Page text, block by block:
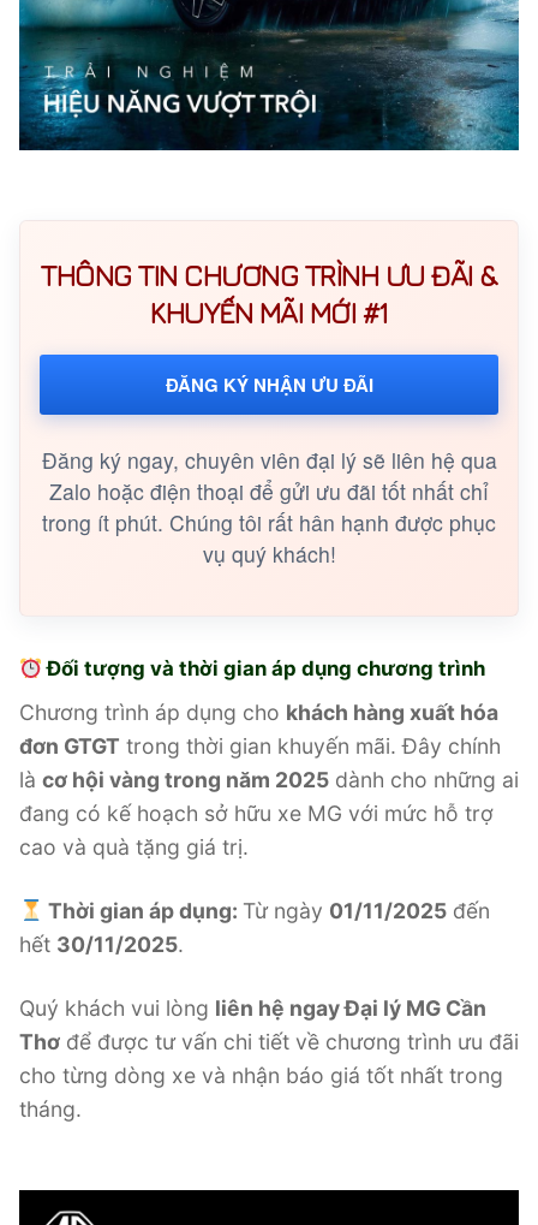
THÔNG TIN CHƯƠNG TRÌNH ƯU ĐÃI &
KHUYẾN MÃI MỚI #1
ĐĂNG KÝ NHẬN ƯU ĐÃI
Đăng ký ngay, chuyên viên đại lý sẽ liên hệ qua
Zalo hoặc điện thoại để gửi ưu đãi tốt nhất chỉ
trong ít phút. Chúng tôi rất hân hạnh được phục
vụ quý khách!
Đối tượng và thời gian áp dụng chương trình
Chương trình áp dụng cho khách hàng xuất hóa
đơn GTGT trong thời gian khuyến mãi. Đây chính
là cơ hội vàng trong năm 2025 dành cho những ai
đang có kế hoạch sở hữu xe MG với mức hỗ trợ
cao và quà tặng giá trị.
Thời gian áp dụng: Từ ngày 01/11/2025 đến
hết 30/11/2025.
Quý khách vui lòng liên hệ ngay Đại lý MG Cần
Thơ để được tư vấn chi tiết về chương trình ưu đãi
cho từng dòng xe và nhận báo giá tốt nhất trong
tháng.